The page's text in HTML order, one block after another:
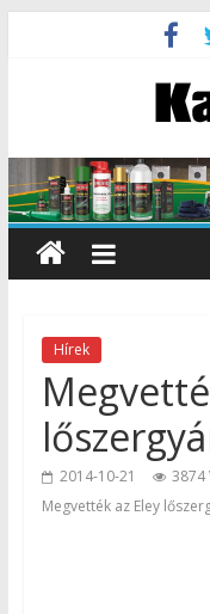
Hírek
2014-10-21 3874
Megvették az Eley